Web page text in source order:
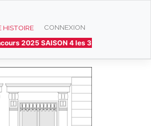
HISTOIRE
CONNEXION
SAISON 4 les 3 histoires préférées